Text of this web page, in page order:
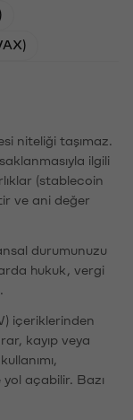
niteliği taşımaz.
ilgili
(stablecoin
ve ani değer
durumunuzu
hukuk, vergi
içeriklerinden
kayıp veya
yol açabilir. Bazı